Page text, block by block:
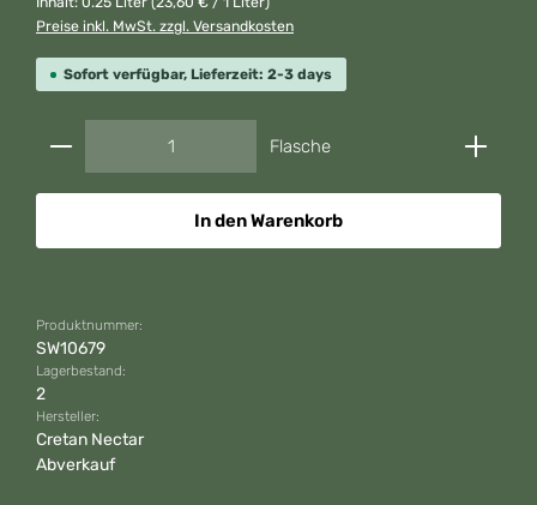
Preise inkl. MwSt. zzgl. Versandkosten
Sofort verfügbar, Lieferzeit: 2-3 days
Produkt Anzahl: Gib den gewünschten Wert
Flasche
In den Warenkorb
Produktnummer:
SW10679
Lagerbestand:
2
Hersteller:
Cretan Nectar
Abverkauf